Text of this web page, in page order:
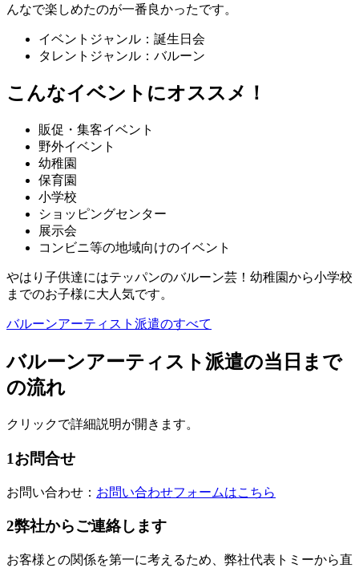
んなで楽しめたのが一番良かったです。
イベントジャンル：誕生日会
タレントジャンル：バルーン
こんなイベントにオススメ！
販促・集客イベント
野外イベント
幼稚園
保育園
小学校
ショッピングセンター
展示会
コンビニ等の地域向けのイベント
やはり子供達にはテッパンのバルーン芸！幼稚園から小学校
までのお子様に大人気です。
バルーンアーティスト派遣のすべて
バルーンアーティスト派遣の当日まで
の流れ
クリックで詳細説明が開きます。
1お問合せ
お問い合わせ： お問い合わせフォームはこちら
2弊社からご連絡します
お客様との関係を第一に考えるため、弊社代表トミーから直